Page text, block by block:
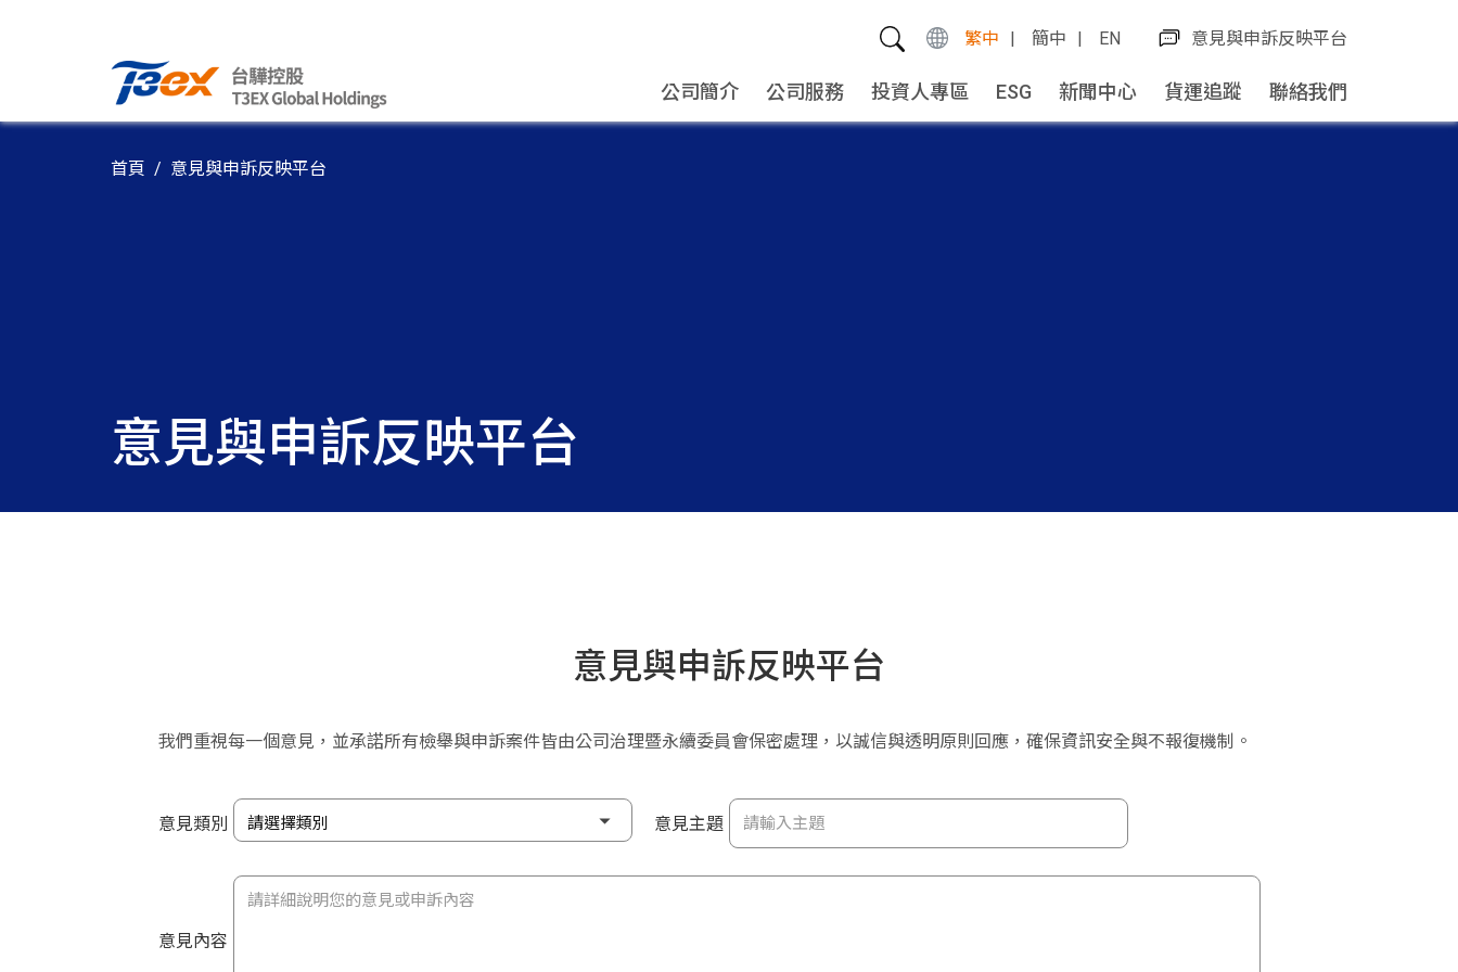
繁中 簡中 EN 意見與申訴反映平台
公司簡介 公司服務 投資人專區 ESG 新聞中心 貨運追蹤 聯絡我們
首頁 意見與申訴反映平台
意見與申訴反映平台
意見與申訴反映平台
我們重視每一個意見，並承諾所有檢舉與申訴案件皆由公司治理暨永續委員會保密處理，以誠信與透明原則回應，確保資訊安全與不報復機制。
意見類別 意見主題
意見內容